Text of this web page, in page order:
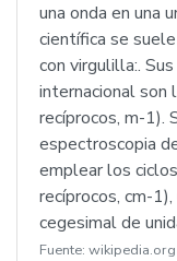
una onda en una
científica se
con virgulilla:.
internacional
recíprocos, m-1).
espectroscopia
emplear los
recíprocos, cm-
cegesimal de
Fuente: wikipedia.org